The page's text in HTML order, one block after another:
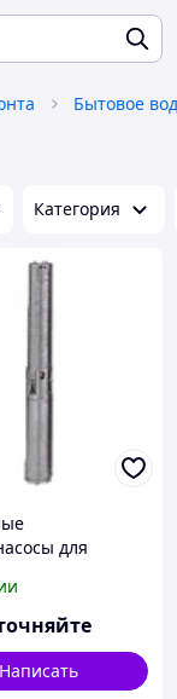
Бытовое
Категория
для
6'',8" Calpeda
Написать